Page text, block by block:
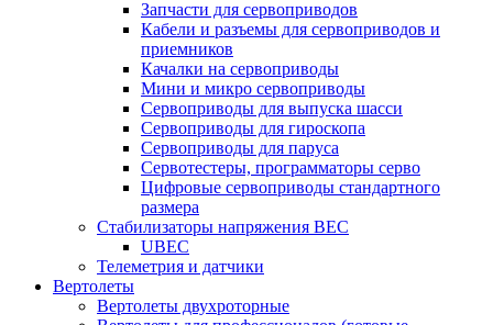
Запчасти для сервоприводов
Кабели и разъемы для сервоприводов и
приемников
Качалки на сервоприводы
Мини и микро сервоприводы
Сервоприводы для выпуска шасси
Сервоприводы для гироскопа
Сервоприводы для паруса
Сервотестеры, программаторы серво
Цифровые сервоприводы стандартного
размера
Стабилизаторы напряжения BEC
UBEC
Телеметрия и датчики
Вертолеты
Вертолеты двухроторные